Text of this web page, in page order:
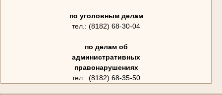
по уголовным делам
тел.: (8182) 68-30-04
по делам об
административных
правонарушениях
тел.: (8182) 68-35-50